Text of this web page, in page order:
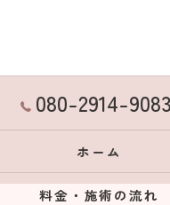
080-2914-9083
ホーム
料金・施術の流れ